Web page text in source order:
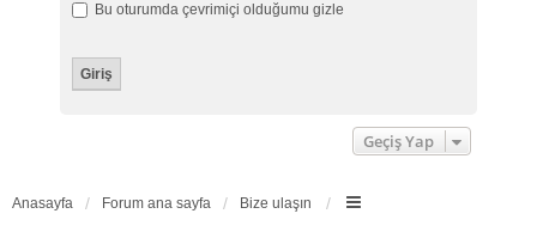
Bu oturumda çevrimiçi olduğumu gizle
Geçiş Yap
Anasayfa Forum ana sayfa Bize ulaşın